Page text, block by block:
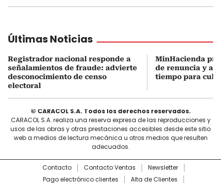
Últimas Noticias
Registrador nacional responde a
señalamientos de fraude: advierte
desconocimiento de censo
electoral
MinHacienda
de renuncia y
tiempo para
© CARACOL S.A. Todos los derechos reservados.
CARACOL S.A. realiza una reserva expresa de las reproducciones y
usos de las obras y otras prestaciones accesibles desde este sitio
web a medios de lectura mecánica u otros medios que resulten
adecuados.
Contacto Contacto Ventas
Newsletter
Pago electrónico clientes
Alta de Clientes